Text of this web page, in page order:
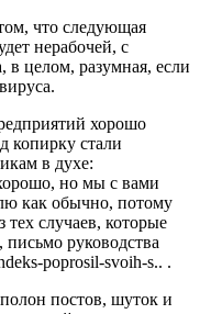
что следующая
нерабочей, с
в целом, разумная, если
хорошо
копирку стали
в духе:
но мы с вами
как обычно, потому
случаев, которые
руководства
poprosil-svoih-s.. .
постов, шуток и